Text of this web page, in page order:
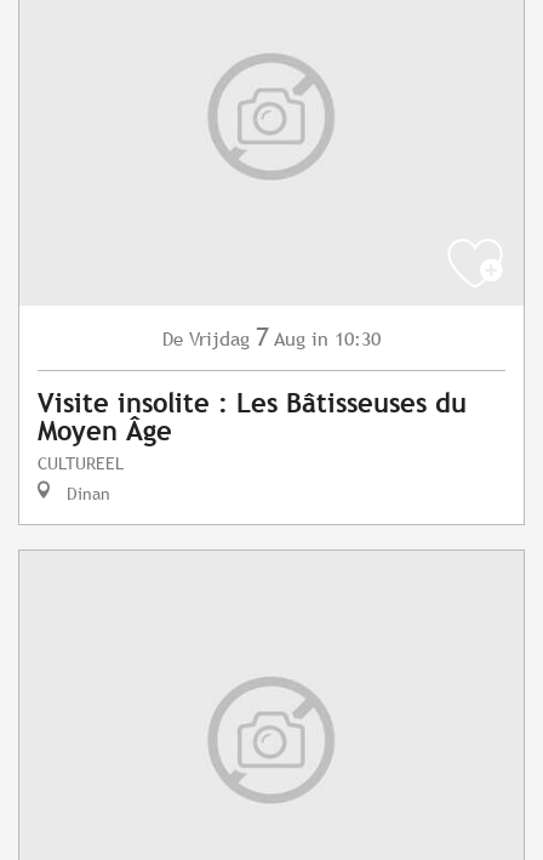
De Vrijdag 7 Aug in 10:30
Visite insolite : Les Bâtisseuses du
Moyen Âge
CULTUREEL
Dinan